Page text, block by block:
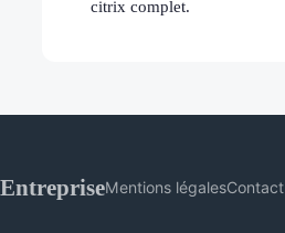
citrix complet.
Mentions légalesContact